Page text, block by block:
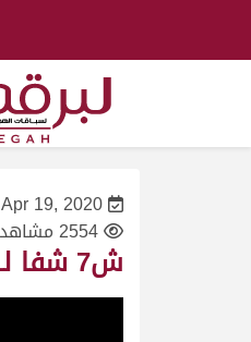
Apr 19, 2020
2554 مشاهدة
ش7 شفا لـ الدكتور علي رضا الهاشمي (مهرجان سمو الأمير المفدى 23/4/2009) جذاع بكار عام 9:13:0